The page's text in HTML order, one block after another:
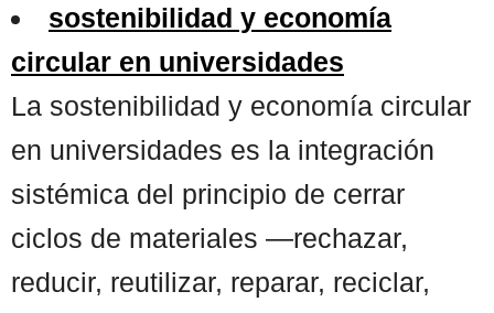
sostenibilidad y economía
circular en universidades
La sostenibilidad y economía circular
en universidades es la integración
sistémica del principio de cerrar
ciclos de materiales —rechazar,
reducir, reutilizar, reparar, reciclar,